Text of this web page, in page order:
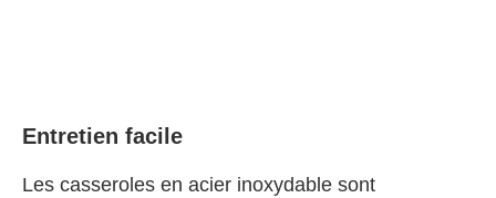
Entretien facile
Les casseroles en acier inoxydable sont